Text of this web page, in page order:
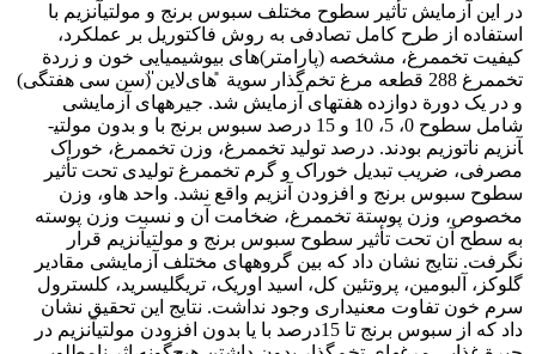
در این آزمایش تأثیر سطوح مختلف سبوس برنج و مولتی­آنزیم با
استفاده از طرح کامل تصادفی به روش فاکتوریل بر عملکرد،
کیفیت تخم­مرغ، مشخصه (پارامتر)های بیوشیمیایی خون و زردة
تخم­مرغ 288 قطعه مرغ تخم‌گذار سویة ̎های‌لاین̎ (سن سی هفتگی)
و در یک دورة دوازده هفته­ای آزمایش شد. جیره­های آزمایشی
شامل سطوح 0، 5، 10 و 15 درصد سبوس برنج با و بدون مولتی­
آنزیم ناتوزیم بودند. درصد تولید تخم­مرغ، وزن تخم­مرغ، خوراک
مصرفی، ضریب تبدیل خوراک و گرم تخم­مرغ تولیدی تحت تأثیر
سطوح سبوس برنج و افزودن آنزیم واقع نشد. واحد هاو، وزن
مخصوص، وزن پوستة تخم­مرغ، ضخامت آن و نسبت وزن پوسته
به سطح آن تحت تأثیر سطوح سبوس برنج و مولتی­آنزیم قرار
نگرفت. نتایج نشان داد که بین گروه­های مختلف آزمایشی مقادیر
گلوکز، آلبومین، پروتئین کل، اسید اوریک، تری­گلیسرید، کلسترول
سرم خون تفاوت معنی­داری وجود نداشت. نتایج این تحقیق نشان
داد که از سبوس برنج تا 15درصد با یا بدون افزودن مولتی­آنزیم در